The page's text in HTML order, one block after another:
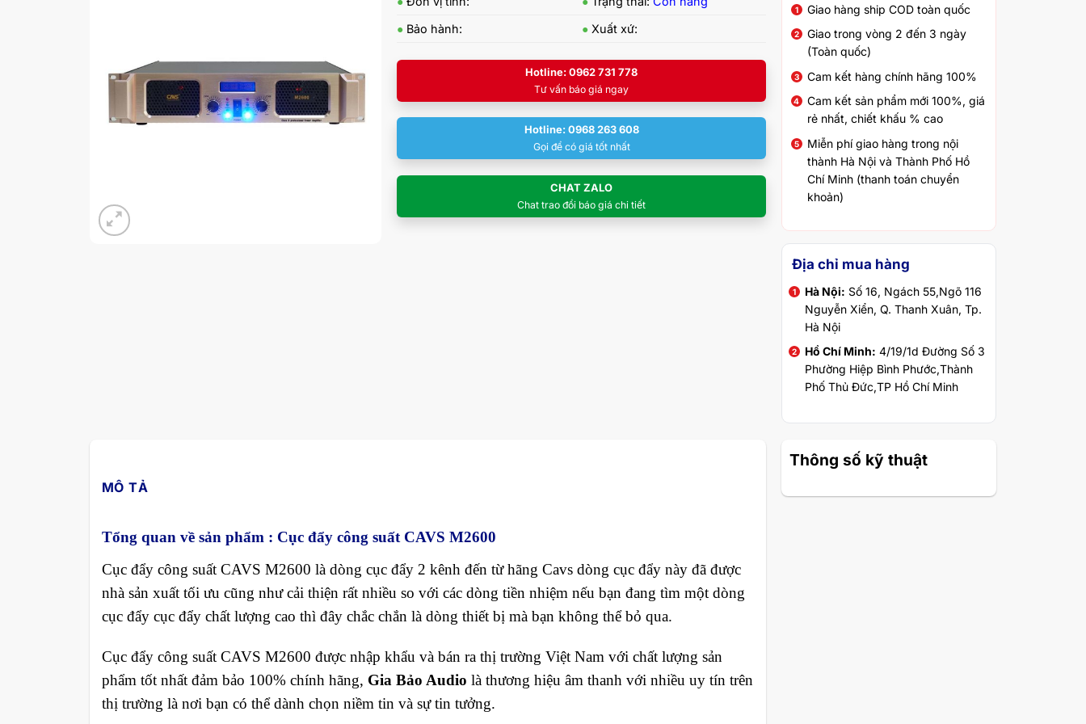
● Bảo hành: ● Xuất xứ:
Hotline: 0962 731 778
Tư vấn báo giá ngay
Hotline: 0968 263 608
Gọi để có giá tốt nhất
CHAT ZALO
Chat trao đổi báo giá chi tiết
Giao hàng ship COD toàn quốc
Giao trong vòng 2 đến 3 ngày
(Toàn quốc)
Cam kết hàng chính hãng 100%
Cam kết sản phẩm mới 100%, giá
rẻ nhất, chiết khấu % cao
Miễn phí giao hàng trong nội
thành Hà Nội và Thành Phố Hồ
Chí Minh (thanh toán chuyển
khoản)
Địa chỉ mua hàng
Hà Nội: Số 16, Ngách 55,Ngõ 116
Nguyễn Xiển, Q. Thanh Xuân, Tp.
Hà Nội
Hồ Chí Minh: 4/19/1d Đường Số 3
Phường Hiệp Bình Phước,Thành
Phố Thủ Đức,TP Hồ Chí Minh
MÔ TẢ
Tổng quan về sản phẩm : Cục đẩy công suất CAVS M2600
Cục đẩy công suất CAVS M2600 là dòng cục đẩy 2 kênh đến từ hãng Cavs dòng cục đẩy này đã được
nhà sản xuất tối ưu cũng như cải thiện rất nhiều so với các dòng tiền nhiệm nếu bạn đang tìm một dòng
cục đẩy cục đẩy chất lượng cao thì đây chắc chắn là dòng thiết bị mà bạn không thể bỏ qua.
Cục đẩy công suất CAVS M2600 được nhập khẩu và bán ra thị trường Việt Nam với chất lượng sản
phẩm tốt nhất đảm bảo 100% chính hãng, Gia Bảo Audio là thương hiệu âm thanh với nhiều uy tín trên
thị trường là nơi bạn có thể dành chọn niềm tin và sự tin tưởng.
Thông số kỹ thuật